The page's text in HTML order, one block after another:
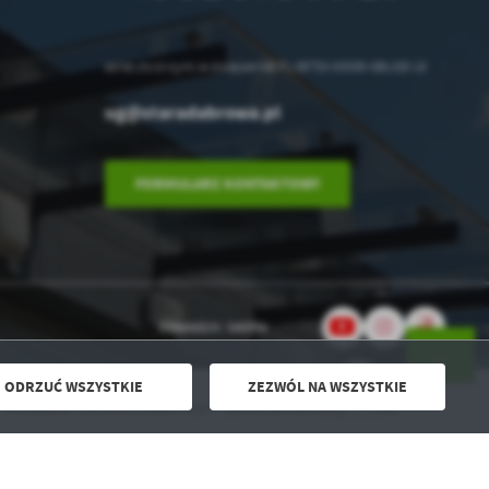
ODRZUĆ WSZYSTKIE ZEZWÓL NA WSZYSTKIE
adres do skrzynki e-doręczeń AE:PL-39753-83089-GBUGD-18
ug@staradabrowa.pl
FORMULARZ KONTAKTOWY
Odwiedzin: 546894
Powered by 2ClickPortal® - Portale nowej generacji
DO GÓRY
"CZYSTE POWIETRZE" - punkt konsultacyjny w UG